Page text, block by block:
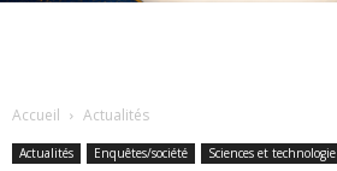
Accueil Actualités
Actualités Enquêtes/société Sciences et technologie